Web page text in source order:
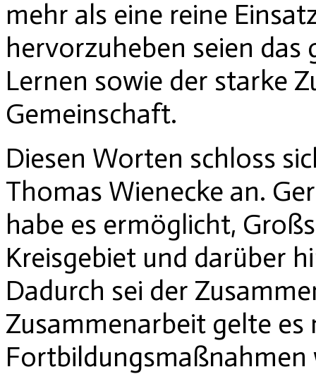
mehr als eine reine
hervorzuheben seien
Lernen sowie der starke
Gemeinschaft.
Diesen Worten schloss
Thomas Wienecke an.
habe es ermöglicht,
Kreisgebiet und darüber
Dadurch sei der
Zusammenarbeit gelte